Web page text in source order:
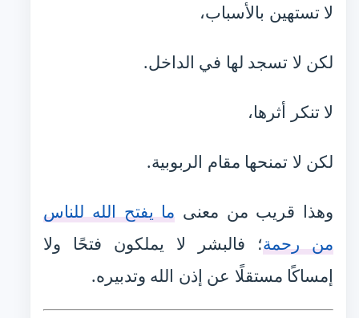
لا تستهين بالأسباب،
لكن لا تسجد لها في الداخل.
لا تنكر أثرها،
لكن لا تمنحها مقام الربوبية.
وهذا قريب من معنى ما يفتح الله للناس
من رحمة؛ فالبشر لا يملكون فتحًا ولا
إمساكًا مستقلًا عن إذن الله وتدبيره.